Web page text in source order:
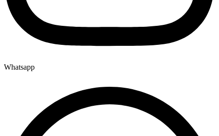
Whatsapp